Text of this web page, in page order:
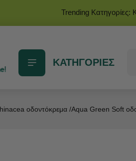
Trending
ΚΑΤΗΓΟΡΙΕΣ
οδοντόκρεμα /Aqua Green Soft